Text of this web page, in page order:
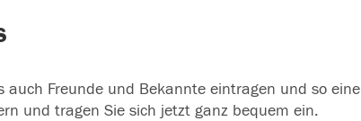
Freunde und Bekannte eintragen und so eine
und tragen Sie sich jetzt ganz bequem ein.